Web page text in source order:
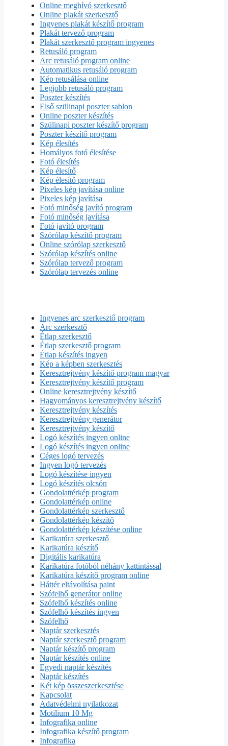
Online meghívó szerkesztő
Online plakát szerkesztő
Ingyenes plakát készítő program
Plakát tervező program
Plakát szerkesztő program ingyenes
Retusáló program
Arc retusáló program online
Automatikus retusáló program
Kép retusálása online
Legjobb retusáló program
Poszter készítés
Első szülinapi poszter sablon
Online poszter készítés
Szülinapi poszter készítő program
Poszter készítő program
Kép élesítés
Homályos fotó élesítése
Fotó élesítés
Kép élesítő
Kép élesítő program
Pixeles kép javítása online
Pixeles kép javítása
Fotó minőség javító program
Fotó minőség javítása
Fotó javító program
Szórólap készítő program
Online szórólap szerkesztő
Szórólap készítés online
Szórólap tervező program
Szórólap tervezés online
Ingyenes arc szerkesztő program
Arc szerkesztő
Étlap szerkesztő
Étlap szerkesztő program
Étlap készítés ingyen
Kép a képben szerkesztés
Keresztrejtvény készítő program magyar
Keresztrejtvény készítő program
Online keresztrejtvény készítő
Hagyományos keresztrejtvény készítő
Keresztrejtvény készítés
Keresztrejtvény generátor
Keresztrejtvény készítő
Logó készítés ingyen online
Logó készítés ingyen online
Céges logó tervezés
Ingyen logó tervezés
Logó készítése ingyen
Logó készítés olcsón
Gondolattérkép program
Gondolattérkép online
Gondolattérkép szerkesztő
Gondolattérkép készítő
Gondolattérkép készítése online
Karikatúra szerkesztő
Karikatúra készítő
Digitális karikatúra
Karikatúra fotóból néhány kattintással
Karikatúra készítő program online
Háttér eltávolítása paint
Szófelhő generátor online
Szófelhő készítés online
Szófelhő készítés ingyen
Szófelhő
Naptár szerkesztés
Naptár szerkesztő program
Naptár készítő program
Naptár készítés online
Egyedi naptár készítés
Naptár készítés
Két kép összeszerkesztése
Kapcsolat
Adatvédelmi nyilatkozat
Motilium 10 Mg
Infografika online
Infografika készítő program
Infografika